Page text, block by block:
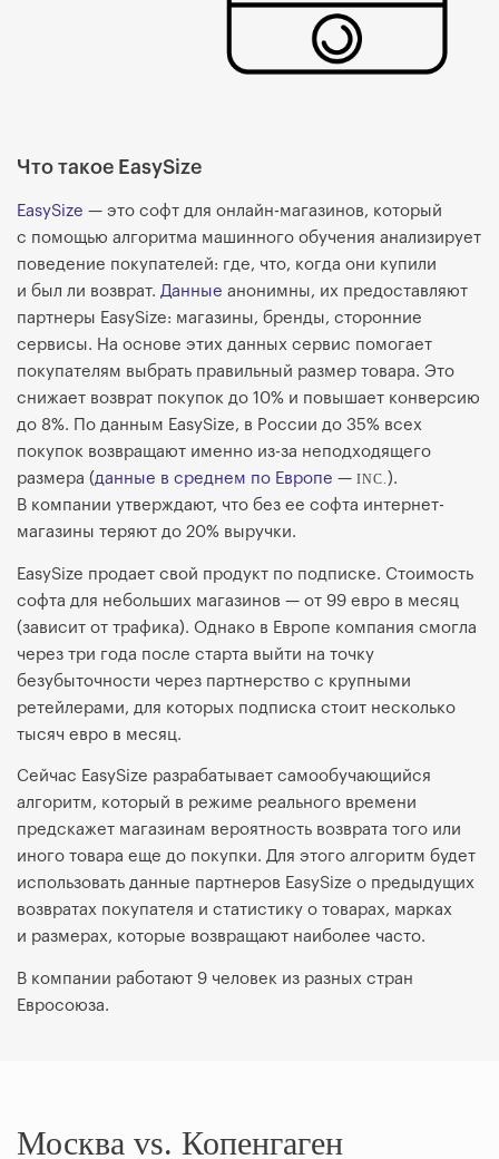
Что такое EasySize
EasySize — это софт для онлайн-магазинов, который
с помощью алгоритма машинного обучения анализирует
поведение покупателей: где, что, когда они купили
и был ли возврат. Данные анонимны, их предоставляют
партнеры EasySize: магазины, бренды, сторонние
сервисы. На основе этих данных сервис помогает
покупателям выбрать правильный размер товара. Это
снижает возврат покупок до 10% и повышает конверсию
до 8%. По данным EasySize, в России до 35% всех
покупок возвращают именно из-за неподходящего
размера (данные в среднем по Европе — INC. ).
В компании утверждают, что без ее софта интернет-
магазины теряют до 20% выручки.
EasySize продает свой продукт по подписке. Стоимость
софта для небольших магазинов — от 99 евро в месяц
(зависит от трафика). Однако в Европе компания смогла
через три года после старта выйти на точку
безубыточности через партнерство с крупными
ретейлерами, для которых подписка стоит несколько
тысяч евро в месяц.
Сейчас EasySize разрабатывает самообучающийся
алгоритм, который в режиме реального времени
предскажет магазинам вероятность возврата того или
иного товара еще до покупки. Для этого алгоритм будет
использовать данные партнеров EasySize о предыдущих
возвратах покупателя и статистику о товарах, марках
и размерах, которые возвращают наиболее часто.
В компании работают 9 человек из разных стран
Евросоюза.
Москва vs. Копенгаген